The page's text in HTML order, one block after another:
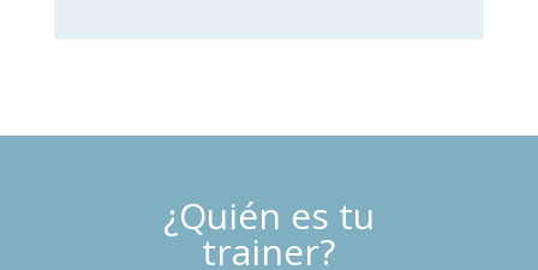
¿Quién es tu
trainer?